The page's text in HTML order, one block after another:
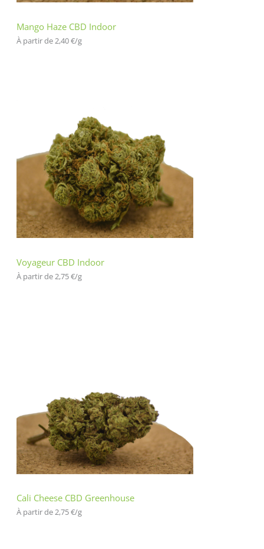
Mango Haze CBD Indoor
À partir de 2,40€/g
Voyageur CBD Indoor
À partir de 2,75€/g
Cali Cheese CBD Greenhouse
À partir de 2,75€/g